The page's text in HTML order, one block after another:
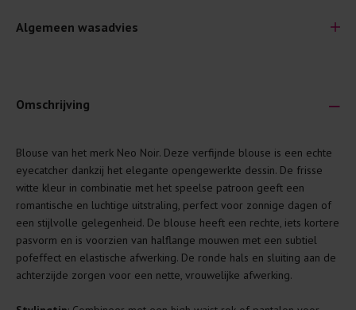
Algemeen wasadvies
Je wilt natuurlijk lang plezier hebben van je nieuwe kleding.
Daarom geven wij een aantal algemene was-tips:
Lees altijd eerst even het was-etiket.
Was kleding binnenste buiten. Dat beschermt de
buitenkant.
Wees zuinig met wasmiddel. Per kledingstuk is een drupje
genoeg.
Was zo koud mogelijk. Op 20 of 30 graden wassen is vaak
Omschrijving
Blouse van het merk Neo Noir. Deze verfijnde blouse is een echte
eyecatcher dankzij het elegante opengewerkte dessin. De frisse
witte kleur in combinatie met het speelse patroon geeft een
romantische en luchtige uitstraling, perfect voor zonnige dagen of
een stijlvolle gelegenheid. De blouse heeft een rechte, iets kortere
pasvorm en is voorzien van halflange mouwen met een subtiel
pofeffect en elastische afwerking. De ronde hals en sluiting aan de
achterzijde zorgen voor een nette, vrouwelijke afwerking.